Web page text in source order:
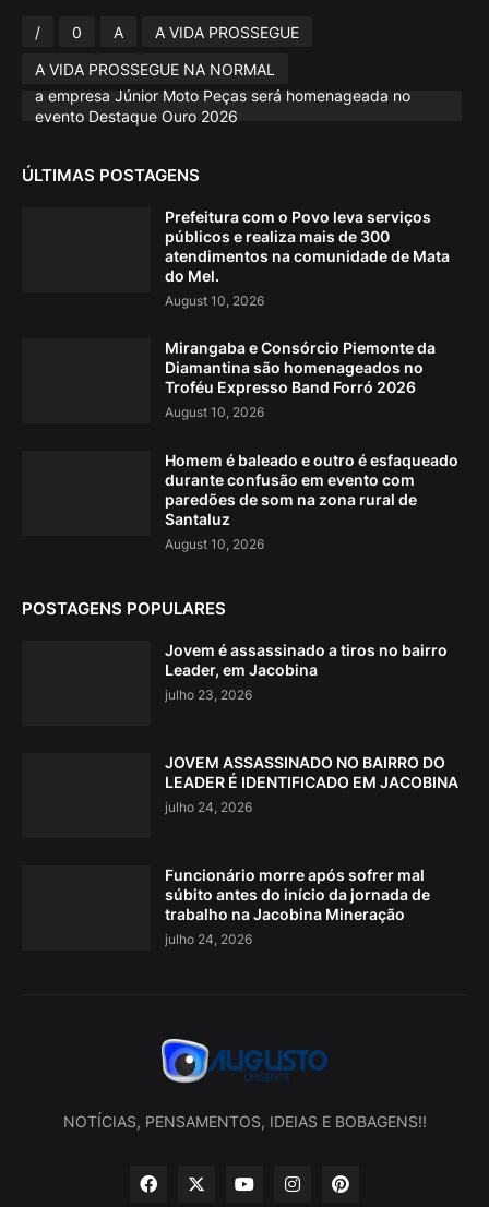
/ 0 A
A VIDA PROSSEGUE
A VIDA PROSSEGUE NA NORMAL
a empresa Júnior Moto Peças será homenageada no
evento Destaque Ouro 2026
ÚLTIMAS POSTAGENS
Prefeitura com o Povo leva serviços
públicos e realiza mais de 300
atendimentos na comunidade de Mata
do Mel.
August 10, 2026
Mirangaba e Consórcio Piemonte da
Diamantina são homenageados no
Troféu Expresso Band Forró 2026
August 10, 2026
Homem é baleado e outro é esfaqueado
durante confusão em evento com
paredões de som na zona rural de
Santaluz
August 10, 2026
POSTAGENS POPULARES
Jovem é assassinado a tiros no bairro
Leader, em Jacobina
julho 23, 2026
JOVEM ASSASSINADO NO BAIRRO DO
LEADER É IDENTIFICADO EM JACOBINA
julho 24, 2026
Funcionário morre após sofrer mal
súbito antes do início da jornada de
trabalho na Jacobina Mineração
julho 24, 2026
NOTÍCIAS, PENSAMENTOS, IDEIAS E BOBAGENS!!